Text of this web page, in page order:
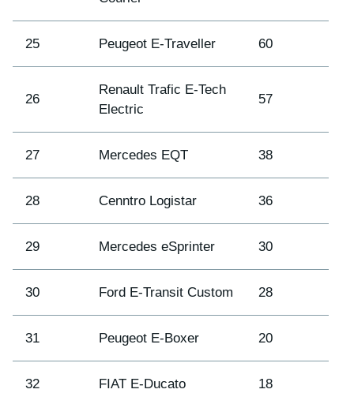
25 Peugeot E-Traveller 60
26
Renault Trafic E-Tech
Electric
57
27 Mercedes EQT 38
28 Cenntro Logistar 36
29 Mercedes eSprinter 30
30 Ford E-Transit Custom 28
31 Peugeot E-Boxer 20
32 FIAT E-Ducato 18